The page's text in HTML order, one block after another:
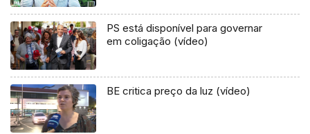
PS está disponível para governar
em coligação (vídeo)
BE critica preço da luz (vídeo)